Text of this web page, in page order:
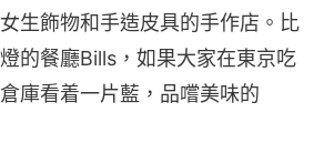
生飾物和手造皮具的手作店。比
的餐廳Bills，如果大家在東京吃
庫看着一片藍，品嚐美味的